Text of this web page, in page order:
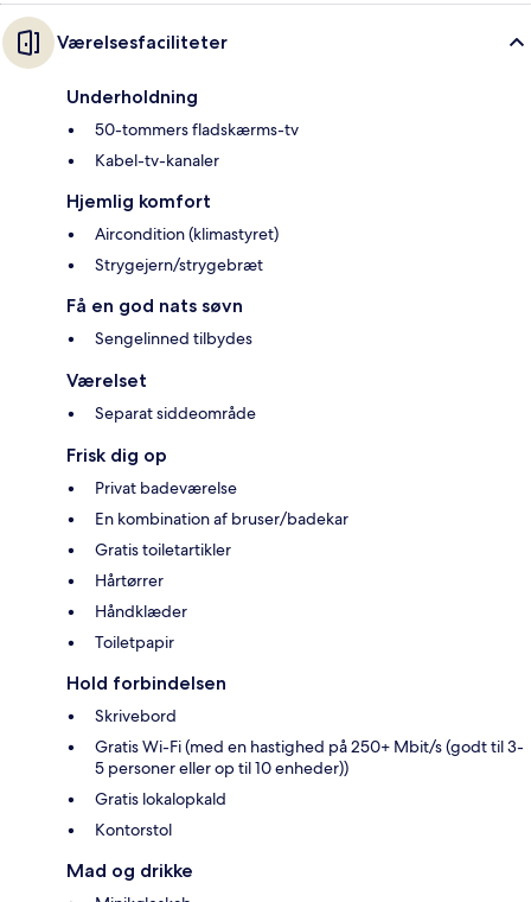
Værelsesfaciliteter
Underholdning
50-tommers fladskærms-tv
Kabel-tv-kanaler
Hjemlig komfort
Aircondition (klimastyret)
Strygejern/strygebræt
Få en god nats søvn
Sengelinned tilbydes
Værelset
Separat siddeområde
Frisk dig op
Privat badeværelse
En kombination af bruser/badekar
Gratis toiletartikler
Hårtørrer
Håndklæder
Toiletpapir
Hold forbindelsen
Skrivebord
Gratis Wi-Fi (med en hastighed på 250+ Mbit/s (godt til 3-
5 personer eller op til 10 enheder))
Gratis lokalopkald
Kontorstol
Mad og drikke